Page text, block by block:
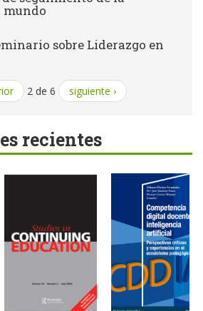
mundo
sobre Liderazgo en
2 de 6 siguiente ›
recientes